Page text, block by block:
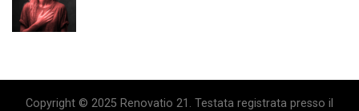
Copyright © 2025 Renovatio 21. Testata registrata presso il